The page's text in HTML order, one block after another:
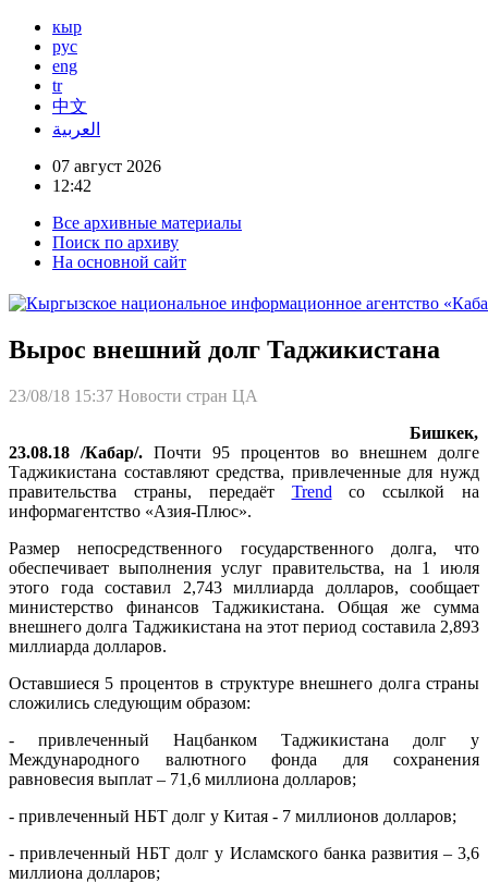
кыр
рус
eng
tr
中文
العربية
07 август 2026
12:42
Все архивные материалы
Поиск по архиву
На основной сайт
Вырос внешний долг Таджикистана
23/08/18 15:37 Новости стран ЦА
Бишкек,
23.08.18 /Кабар/. Почти 95 процентов во внешнем долге
Таджикистана составляют средства, привлеченные для нужд
правительства страны, передаёт Trend со ссылкой на
информагентство «Азия-Плюс».
Размер непосредственного государственного долга, что
обеспечивает выполнения услуг правительства, на 1 июля
этого года составил 2,743 миллиарда долларов, сообщает
министерство финансов Таджикистана. Общая же сумма
внешнего долга Таджикистана на этот период составила 2,893
миллиарда долларов.
Оставшиеся 5 процентов в структуре внешнего долга страны
сложились следующим образом:
- привлеченный Нацбанком Таджикистана долг у
Международного валютного фонда для сохранения
равновесия выплат – 71,6 миллиона долларов;
- привлеченный НБТ долг у Китая - 7 миллионов долларов;
- привлеченный НБТ долг у Исламского банка развития – 3,6
миллиона долларов;